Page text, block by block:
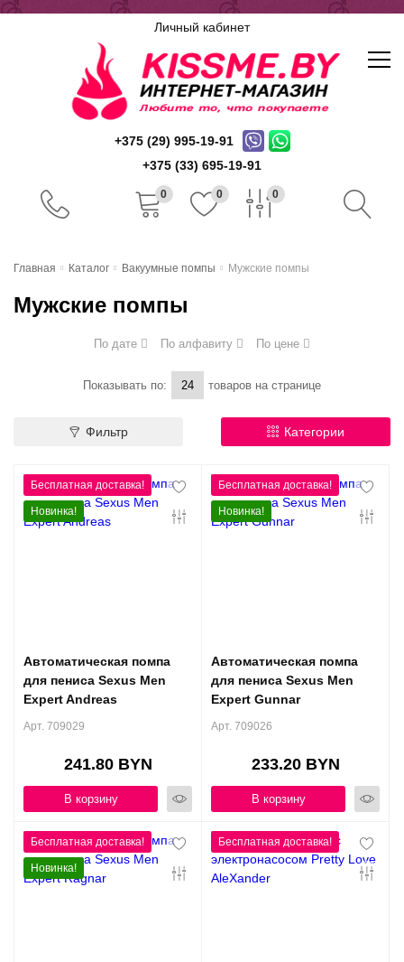
Личный кабинет
+375 (29) 995-19-91
+375 (33) 695-19-91
0 0 0
Скидочная система
Гарантии и возврат
Беспроцентная рассрочка
Главная Каталог Вакуумные помпы Мужские помпы
Мужские помпы
По дате По алфавиту По цене
Показывать по: товаров на странице
Фильтр Категории
Новинка!
Автоматическая помпа
для пениса Sexus Men
Expert Andreas
Арт. 709029
241.80 BYN
В корзину
Новинка!
Автоматическая помпа
для пениса Sexus Men
Expert Gunnar
Арт. 709026
233.20 BYN
В корзину
Новинка!